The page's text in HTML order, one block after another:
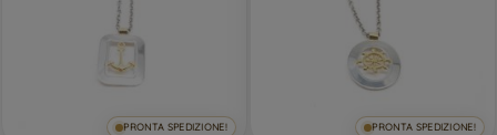
PRONTA SPEDIZIONE! PRONTA SPEDIZIONE!